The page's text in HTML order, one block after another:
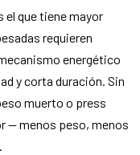
el que tiene mayor
requieren
energético
y corta duración. Sin
muerto o press
— menos peso, menos